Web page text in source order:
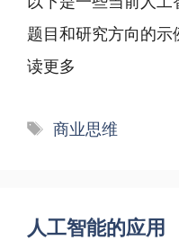
题目和研究方向的
读更多
标
商业思维
人工智能的应用